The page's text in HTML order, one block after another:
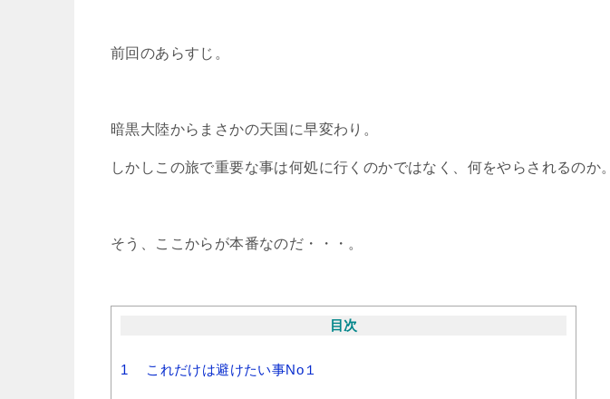
前回のあらすじ。
暗黒大陸からまさかの天国に早変わり。
しかしこの旅で重要な事は何処に行くのかではなく、何をやらされるのか。
そう、ここからが本番なのだ・・・。
目次
1 これだけは避けたい事No１